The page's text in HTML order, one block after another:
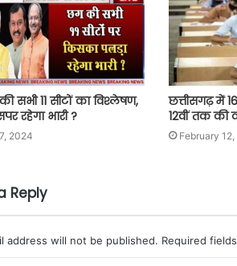
सभी 11 सीटों का विश्लेषण,
रहेगा भारी ?
2024
छत्तीसगढ़ में
12वीं तक की
February 12,
Reply
address will not be published. Required